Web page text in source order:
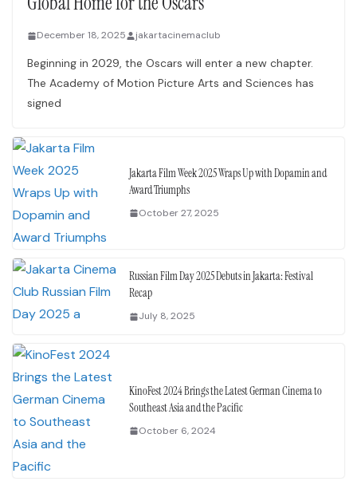
December 18, 2025 jakartacinemaclub
Beginning in 2029, the Oscars will enter a new chapter.
The Academy of Motion Picture Arts and Sciences has
signed
Jakarta Film Week 2025 Wraps Up with Dopamin and
Award Triumphs
October 27, 2025
Russian Film Day 2025 Debuts in Jakarta: Festival
Recap
July 8, 2025
KinoFest 2024 Brings the Latest German Cinema to
Southeast Asia and the Pacific
October 6, 2024